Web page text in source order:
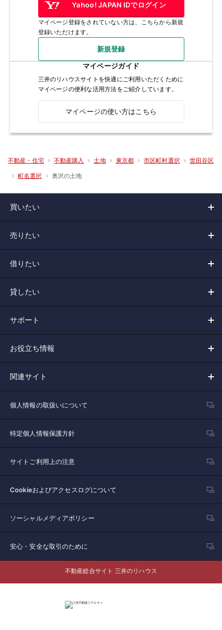
Yahoo! JAPAN IDでログイン
マイページ登録をされていない方は、こちらから新規
登録いただけます。
新規登録
マイページガイド
三井のリハウスサイトを快適にご利用いただくために
マイページの便利な活用方法をご紹介しています。
マイページの使い方はこちら
不動産・住宅 不動産購入 土地 東京都 市区町村選択 世田谷区
町名選択 奥沢の土地
買いたい
売りたい
借りたい
貸したい
サポート
お役立ち情報
関連サイト
個人情報の取扱いについて
特定個人情報保護方針
サイトご利用上の注意
Cookieおよびアクセスログについて
ソーシャルメディアポリシー
安心・安全な取引のために
不動産総合サイト 三井のリハウス